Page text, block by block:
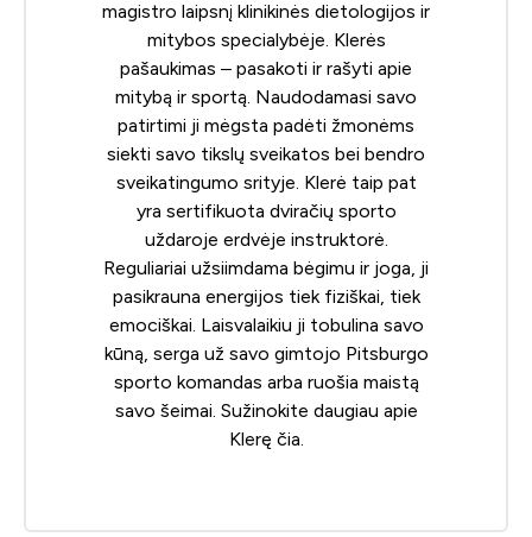
magistro laipsnį klinikinės dietologijos ir
mitybos specialybėje. Klerės
pašaukimas – pasakoti ir rašyti apie
mitybą ir sportą. Naudodamasi savo
patirtimi ji mėgsta padėti žmonėms
siekti savo tikslų sveikatos bei bendro
sveikatingumo srityje. Klerė taip pat
yra sertifikuota dviračių sporto
uždaroje erdvėje instruktorė.
Reguliariai užsiimdama bėgimu ir joga, ji
pasikrauna energijos tiek fiziškai, tiek
emociškai. Laisvalaikiu ji tobulina savo
kūną, serga už savo gimtojo Pitsburgo
sporto komandas arba ruošia maistą
savo šeimai. Sužinokite daugiau apie
Klerę čia.